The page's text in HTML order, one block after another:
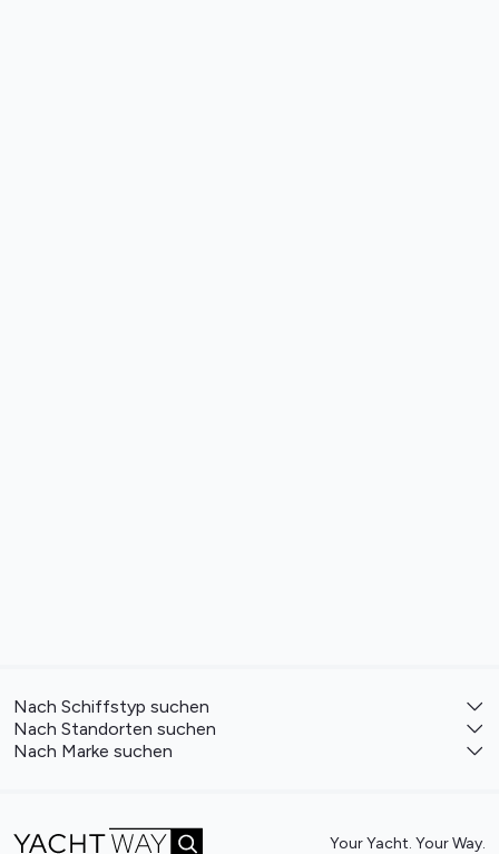
Nach Schiffstyp suchen
Nach Standorten suchen
Nach Marke suchen
Your Yacht. Your Way.